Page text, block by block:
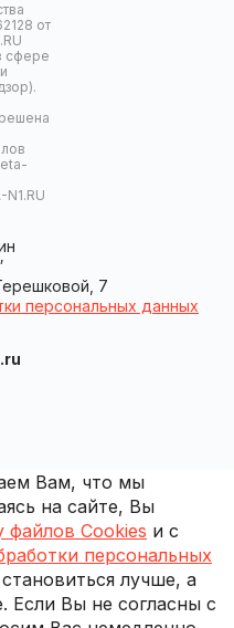
от
сфере
7
персональных данных
Вам, что мы
на сайте, Вы
файлов Cookies и с
персональных
лучше, а
Если Вы не согласны с